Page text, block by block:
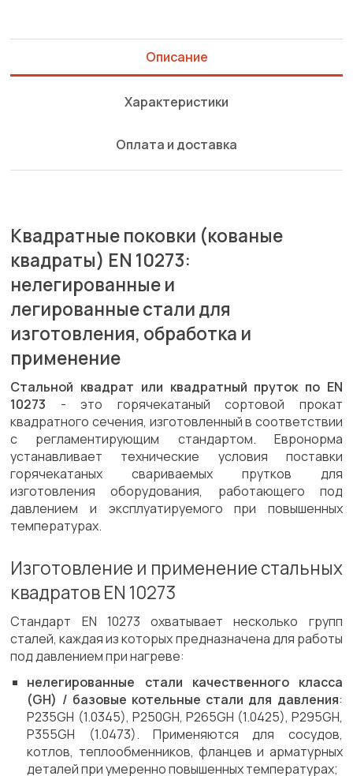
Описание
Характеристики
Оплата и доставка
Квадратные поковки (кованые
квадраты) EN 10273:
нелегированные и
легированные стали для
изготовления, обработка и
применение
Стальной квадрат или квадратный пруток по EN
10273 - это горячекатаный сортовой прокат
квадратного сечения, изготовленный в соответствии
с регламентирующим стандартом. Евронорма
устанавливает технические условия поставки
горячекатаных свариваемых прутков для
изготовления оборудования, работающего под
давлением и эксплуатируемого при повышенных
температурах.
Изготовление и применение стальных
квадратов EN 10273
Стандарт EN 10273 охватывает несколько групп
сталей, каждая из которых предназначена для работы
под давлением при нагреве:
нелегированные стали качественного класса
(GH) / базовые котельные стали для давления:
P235GH (1.0345), P250GH, P265GH (1.0425), P295GH,
P355GH (1.0473). Применяются для сосудов,
котлов, теплообменников, фланцев и арматурных
деталей при умеренно повышенных температурах;